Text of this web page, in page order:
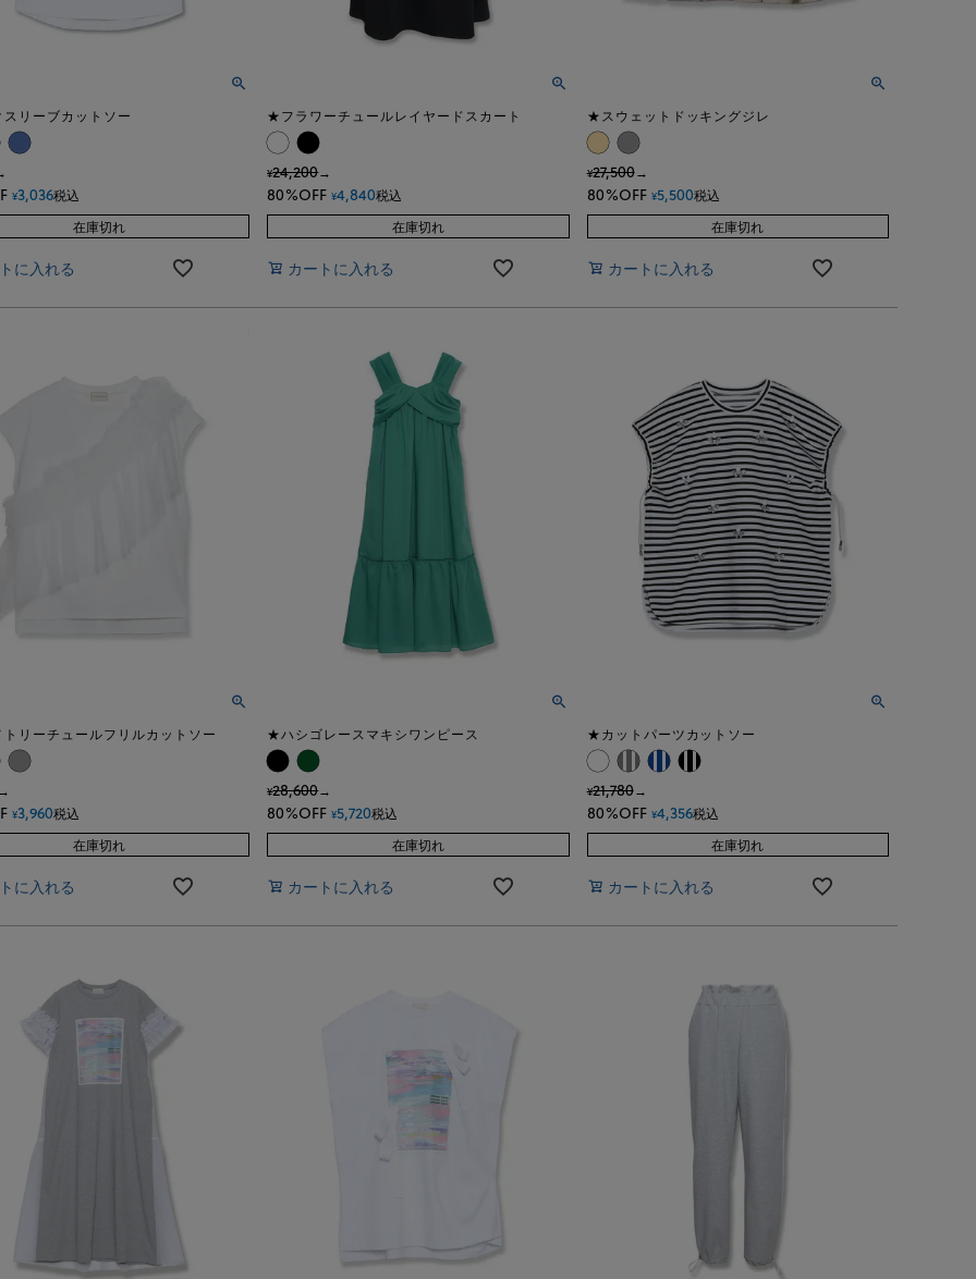
リーブカットソー
¥3,036税込
在庫切れ
に入れる
★フラワーチュールレイヤードスカート
¥24,200→
80%OFF ¥4,840税込
在庫切れ
カートに入れる
★スウェットドッキングジレ
¥27,500→
80%OFF ¥5,500税込
在庫切れ
カートに入れる
リーチュールフリルカットソー
¥3,960税込
在庫切れ
に入れる
★ハシゴレースマキシワンピース
¥28,600→
80%OFF ¥5,720税込
在庫切れ
カートに入れる
★カットパーツカットソー
¥21,780→
80%OFF ¥4,356税込
在庫切れ
カートに入れる